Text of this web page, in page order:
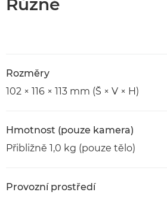
Rozměry
102 × 116 × 113 mm (Š × V × H)
Hmotnost (pouze kamera)
Přibližně 1,0 kg (pouze tělo)
Provozní prostředí